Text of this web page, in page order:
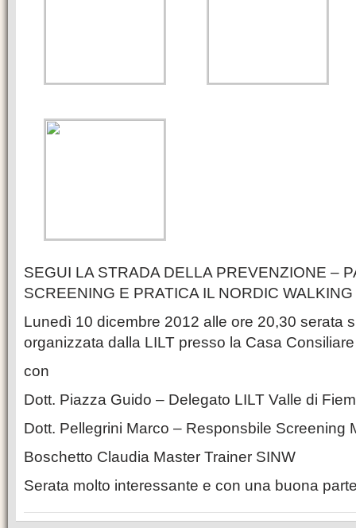
SEGUI LA STRADA DELLA PREVENZIONE –
SCREENING E PRATICA IL NORDIC WALKING
Lunedì 10 dicembre 2012 alle ore 20,30 serata
organizzata dalla LILT presso la Casa
con
Dott. Piazza Guido – Delegato LILT Valle di
Dott. Pellegrini Marco – Responsbile Screening
Boschetto Claudia Master Trainer SINW
Serata molto interessante e con una buona